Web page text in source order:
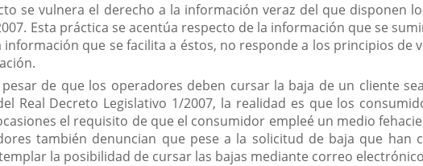
se vulnera el derecho a la información veraz del que disponen
Esta práctica se acentúa respecto de la información que se
que se facilita a éstos, no responde a los principios de
pesar de que los operadores deben cursar la baja de un cliente
Real Decreto Legislativo 1/2007, la realidad es que los
el requisito de que el consumidor empleé un medio
también denuncian que pese a la solicitud de baja que han
la posibilidad de cursar las bajas mediante correo